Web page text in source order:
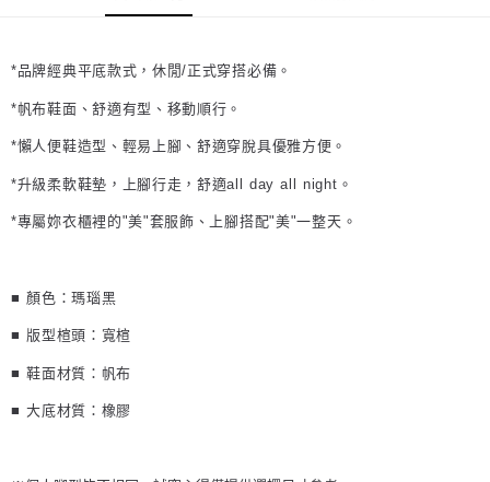
*品牌經典平底款式，休閒/正式穿搭必備。
*帆布鞋面、舒適有型、移動順行。
*懶人便鞋造型、輕易上腳、舒適穿脫具優雅方便。
*升級柔軟鞋墊，上腳行走，舒適all day all night。
*專屬妳衣櫃裡的"美"套服飾、上腳搭配"美"一整天。
■ 顏色：瑪瑙黑
■ 版型楦頭： 寬楦
■ 鞋面材質：帆布
■ 大底材質：橡膠